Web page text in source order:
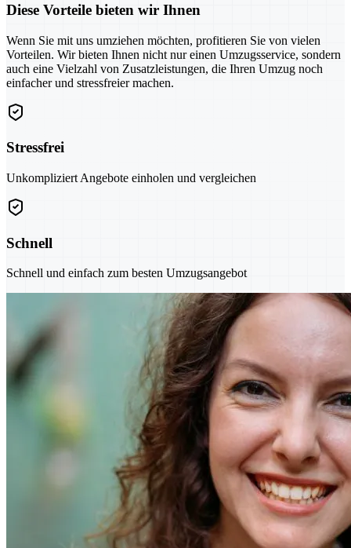
Diese Vorteile bieten wir Ihnen
Wenn Sie mit uns umziehen möchten, profitieren Sie von vielen
Vorteilen. Wir bieten Ihnen nicht nur einen Umzugsservice, sondern
auch eine Vielzahl von Zusatzleistungen, die Ihren Umzug noch
einfacher und stressfreier machen.
Stressfrei
Unkompliziert Angebote einholen und vergleichen
Schnell
Schnell und einfach zum besten Umzugsangebot